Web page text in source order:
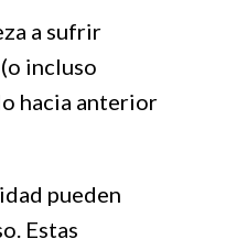
a sufrir
incluso
hacia anterior
pueden
Estas